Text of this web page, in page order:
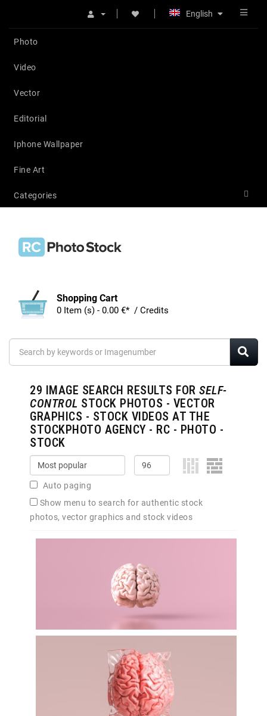
English
Photo
Video
Vector
Editorial
Iphone Wallpaper
Fine Art
Categories
Shopping Cart
0 Item (s) - 0.00 €* / Credits
29 IMAGE SEARCH RESULTS FOR SELF-
CONTROL STOCK PHOTOS - VECTOR
GRAPHICS - STOCK VIDEOS AT THE
STOCKPHOTO AGENCY - RC - PHOTO -
STOCK
Auto paging
Show menu to search for authentic stock
photos, vector graphics and stock videos